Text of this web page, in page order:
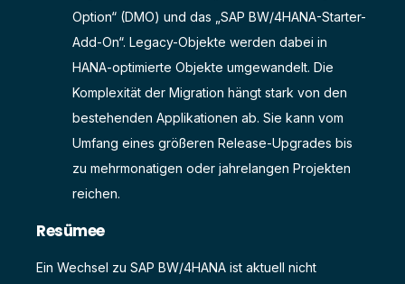
Option“ (DMO) und das „SAP BW/4HANA-Starter-
Add-On“. Legacy-Objekte werden dabei in
HANA-optimierte Objekte umgewandelt. Die
Komplexität der Migration hängt stark von den
bestehenden Applikationen ab. Sie kann vom
Umfang eines größeren Release-Upgrades bis
zu mehrmonatigen oder jahrelangen Projekten
reichen.
Resümee
Ein Wechsel zu SAP BW/4HANA ist aktuell nicht